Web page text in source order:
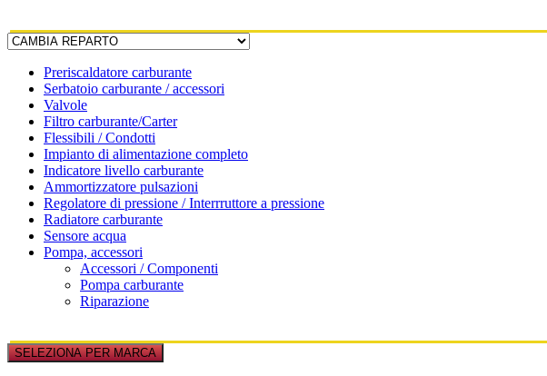
Preriscaldatore carburante
Serbatoio carburante / accessori
Valvole
Filtro carburante/Carter
Flessibili / Condotti
Impianto di alimentazione completo
Indicatore livello carburante
Ammortizzatore pulsazioni
Regolatore di pressione / Interrruttore a pressione
Radiatore carburante
Sensore acqua
Pompa, accessori
Accessori / Componenti
Pompa carburante
Riparazione
SELEZIONA PER MARCA